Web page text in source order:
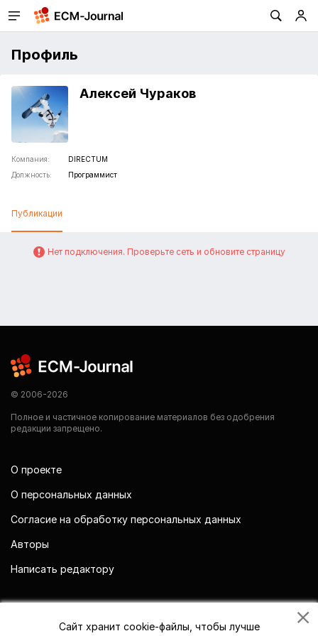
Профиль
Алексей Чураков
Компания:
DIRECTUM
Должность:
Программист
Публикации
Нет подключения. Проверьте сеть и обновите страницу
© 2006-2026
Полное и частичное копирование материалов без одобрения
редакции запрещено.
О проекте
О персональных данных
Согласие на обработку персональных данных
Авторы
Написать редактору
Сайт хранит cookie-файлы, чтобы лучше